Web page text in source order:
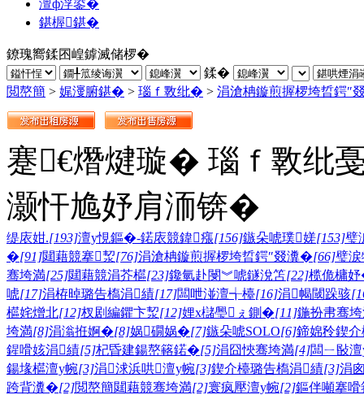
澶ф浮鍙�
鍖楃鍖�
鐐瑰嚮鍒囨崲鎼滅储椤�
鍒�
閲嶅簡 > 娓濅腑鍖� > 瑙ｆ斁纰� > 涓滄柟鏇煎搱椤垮晢鍔″
蹇€熸煡璇� 瑙ｆ斁纰
灏忓尯妤肩洏锛�
缇庡姏.[193]澶у悓鏂�-鍩庡競鍏瘬[156]鏃朵唬璞嫅[153]璧
�[91]閮藉競搴洯[76]涓滄柟鏇煎搱椤垮晢鍔″叕瀵�[66]璧
骞垮満[25]閮藉競涓芥櫙[23]鑱氫赴閿︾唬鐩涗笘[22]榄佹槦
唬[17]涓栫晫璐告槗涓績[17]闆呭湴澶╅檯[16]涓幆閾跺骇
櫙姹熷北[12]杈剧編鑺卞洯[12]娌х櫧璺ぇ鍘�[11]鍦扮帇骞
垮満[8]涓滃拰婀�[8]娲礀娲�[7]鏃朵唬SOLO[6]鍗婂矝鍥
鍟嗗姟涓績[5]杞昏建鍚嶅簵鍩�[5]涓囧悏骞垮満[4]闆ㄧ敯
鍚堟櫙澶у帵[3]涓浗浜哄澶у帵[3]鍥介檯璐告槗涓績[3]涓
跨背瀵�[2]閲嶅簡閮藉競骞垮満[2]寰疯壓澶у帵[2]鏂伴噸搴